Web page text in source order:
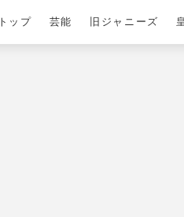
トップ 芸能 旧ジャニーズ